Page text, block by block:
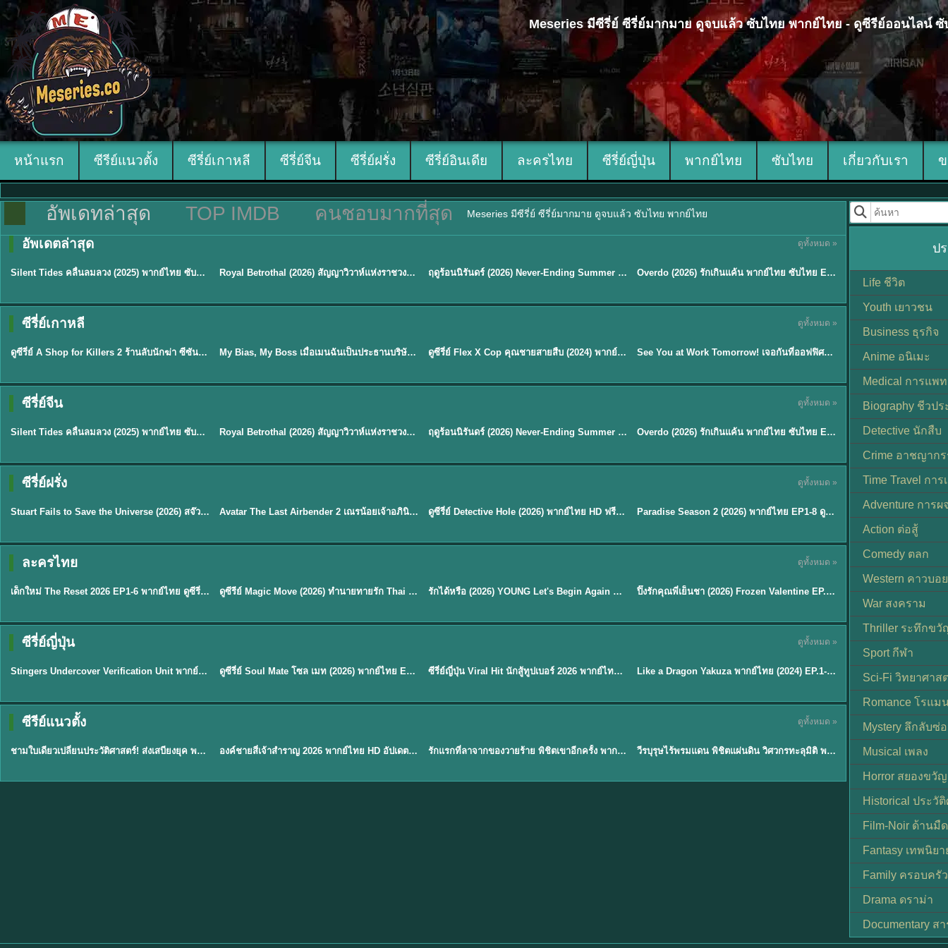
Meseries มีซีรี่ย์ ซีรี่ย์มากมาย ดูจบแล้ว ซับไทย พากย์ไทย - ดูซีรีย์ออนไลน์
หน้าแรก ซีรีย์แนวตั้ง ซีรี่ย์เกาหลี ซีรี่ย์จีน ซีรี่ย์ฝรั่ง ซีรี่ย์อินเดีย ละครไทย ซีรี่ย์ญี่ปุ่น พากย์ไทย ซับไทย เกี่ยวกับเรา
อัพเดทล่าสุด TOP IMDB คนชอบมากที่สุด Meseries มีซีรี่ย์ ซีรี่ย์มากมาย ดูจบแล้ว ซับไทย พากย์ไทย
อัพเดตล่าสุด ดูทั้งหมด »
★9.5
พากย์ไทย
Silent Tides คลื่นลมลวง (2025) พากย์ไทย ซับไทย EP.1-31 ★9 Royal Betrothal (2026) สัญญาวิวาห์แห่งราชวงศ์ พากย์ไทย ซับไทย EP1-32 ★8.8 ฤดูร้อนนิรันดร์ (2026) Never-Ending Summer พากย์ไทย EP.1-29 Overdo (2026) รักเกินแค้น พากย์ไทย ซับไทย EP1-33 (จบ)
ซีรี่ย์เกาหลี ดูทั้งหมด »
★8 EP.16
พากย์ไทย
ดูซีรี่ย์ A Shop for Killers 2 ร้านลับนักฆ่า ซีซัน 2 (2026) ซับไทย-พากย์ไทย My Bias, My Boss เมื่อเมนฉันเป็นประธานบริษัท (2026) พากย์ไทย ซับไทย EP.1-12 ★8 EP.16ดูซีรี่ย์ Flex X Cop คุณชายสายสืบ (2024) พากย์ไทย-ซับไทย EP.1-16 (จบ) ★9 EP.8See You at Work Tomorrow! เจอกันที่ออฟฟิศพรุ่งนี้นะ พากย์ไทย
ซีรี่ย์จีน ดูทั้งหมด »
★9.5
พากย์ไทย
Silent Tides คลื่นลมลวง (2025) พากย์ไทย ซับไทย EP.1-31 ★9 Royal Betrothal (2026) สัญญาวิวาห์แห่งราชวงศ์ พากย์ไทย ซับไทย EP1-32 ★8.8 ฤดูร้อนนิรันดร์ (2026) Never-Ending Summer พากย์ไทย EP.1-29 Overdo (2026) รักเกินแค้น พากย์ไทย ซับไทย EP1-33 (จบ)
ซีรี่ย์ฝรั่ง ดูทั้งหมด »
★8.8 EP.2
พากย์ไทย
Stuart Fails to Save the Universe (2026) สจ๊วตล่มแผนกู้จักรวาล พากย์ไทย EP1-10 ★7.8 EP.7Avatar The Last Airbender 2 เณรน้อยเจ้าอภินิหาร พากย์ไทย EP.9ดูซีรี่ย์ Detective Hole (2026) พากย์ไทย HD ฟรี อัปเดตล่าสุด Netflix EP.8Paradise Season 2 (2026) พากย์ไทย EP1-8 ดูซีรี่ย์ฝรั่ง HD ครบทุกตอน
ละครไทย ดูทั้งหมด »
★ 8 EP.6
พากย์ไทย
เด็กใหม่ The Reset 2026 EP1-6 พากย์ไทย ดูซีรี่ย์ Netflix ล่าสุด HD ดูซีรีย์ Magic Move (2026) ทำนายทายรัก Thai EP.1-10 HD รักได้หรือ (2026) YOUNG Let's Begin Again พากย์ไทย EP.1-19 ★8 ปิ๊งรักคุณพี่เย็นชา (2026) Frozen Valentine EP.1-10 (จบ)
ซีรี่ย์ญี่ปุ่น ดูทั้งหมด »
EP.11
พากย์ไทย
Stingers Undercover Verification Unit พากย์ไทย EP1-11 HD ฟรี ★8 EP.8ดูซีรี่ย์ Soul Mate โซล เมท (2026) พากย์ไทย EP.1-8 (จบ) ★7.9 EP.6ซีรี่ย์ญี่ปุ่น Viral Hit นักสู้ทูปเบอร์ 2026 พากย์ไทย EP.1-6 ★7 EP.6Like a Dragon Yakuza พากย์ไทย (2024) EP.1-6 (จบ)
ซีรีย์แนวตั้ง ดูทั้งหมด »
EP.1
พากย์ไทย
ชามใบเดียวเปลี่ยนประวัติศาสตร์! ส่งเสบียงยุค พากย์ไทย EP.1องค์ชายสี่เจ้าสำราญ 2026 พากย์ไทย HD อัปเดตล่าสุด ดูออนไลน์ EP.1รักแรกที่ลาจากของวายร้าย พิชิตเขาอีกครั้ง พากย์ไทย EP.1วีรบุรุษไร้พรมแดน พิชิตแผ่นดิน วิศวกรทะลุมิติ พลิกแผ่นดิน
ป
Life ชีวิต
Youth เยาวชน
Business ธุรกิจ
Anime อนิเมะ
Medical การแพ
Biography ชีวปร
Detective นักสืบ
Crime อาชญาก
Time Travel กา
Adventure การ
Action ต่อสู้
Comedy ตลก
Western คาวบอ
War สงคราม
Thriller ระทึกขวั
Sport กีฬา
Sci-Fi วิทยาศาส
Romance โรแม
Mystery ลึกลับซ่
Musical เพลง
Horror สยองขวัญ
Historical ประวั
Film-Noir ด้านมื
Fantasy เทพนิยา
Family ครอบครัว
Drama ดราม่า
Documentary ส